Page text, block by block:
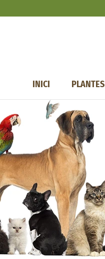
INICI PLANTES